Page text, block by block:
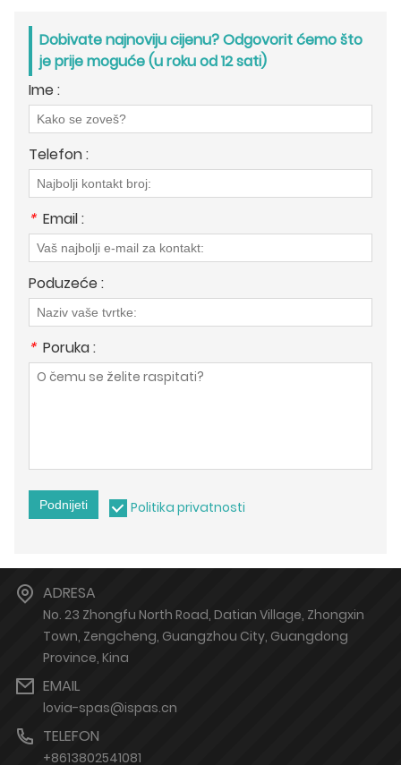
Dobivate najnoviju cijenu? Odgovorit ćemo što
je prije moguće (u roku od 12 sati)
Ime :
Telefon :
* Email :
Poduzeće :
* Poruka :
Podnijeti Politika privatnosti
ADRESA
No. 23 Zhongfu North Road, Datian Village, Zhongxin
Town, Zengcheng, Guangzhou City, Guangdong
Province, Kina
EMAIL
lovia-spas@ispas.cn
TELEFON
+8613802541081